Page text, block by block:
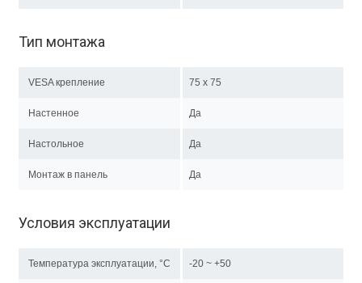
Тип монтажа
VESA крепление 75 x 75
Настенное Да
Настольное Да
Монтаж в панель Да
Условия эксплуатации
Температура эксплуатации, °C -20 ~ +50